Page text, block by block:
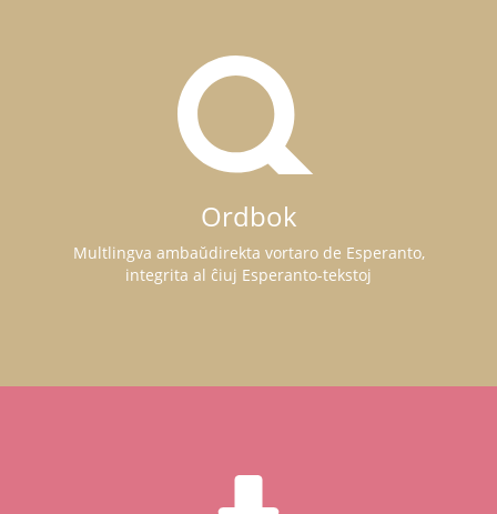
Ordbok
Multlingva ambaŭdirekta vortaro de Esperanto,
integrita al ĉiuj Esperanto-tekstoj